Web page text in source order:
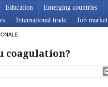
Education Emerging countries
International trade Job market
coagulation?